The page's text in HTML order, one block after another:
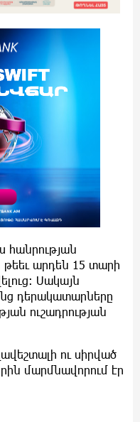
հանրության
արդեն 15 տարի
Սակայն
դերակատարները
ուշադրության
ու սիրված
մարմնավորում էր